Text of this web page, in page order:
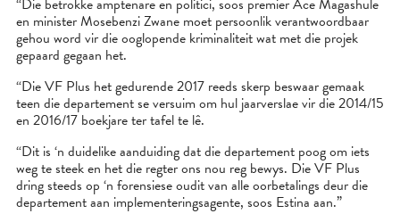
“Die betrokke amptenare en politici, soos premier Ace Magashule
en minister Mosebenzi Zwane moet persoonlik verantwoordbaar
gehou word vir die ooglopende kriminaliteit wat met die projek
gepaard gegaan het.
“Die VF Plus het gedurende 2017 reeds skerp beswaar gemaak
teen die departement se versuim om hul jaarverslae vir die 2014/15
en 2016/17 boekjare ter tafel te lê.
“Dit is ‘n duidelike aanduiding dat die departement poog om iets
weg te steek en het die regter ons nou reg bewys. Die VF Plus
dring steeds op ‘n forensiese oudit van alle oorbetalings deur die
departement aan implementeringsagente, soos Estina aan.”